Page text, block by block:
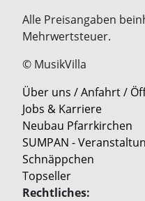
Alle Preisangaben
Mehrwertsteuer.
© MusikVilla
Über uns / Anfahrt /
Jobs & Karriere
Neubau Pfarrkirchen
SUMPAN -
Schnäppchen
Topseller
Rechtliches: